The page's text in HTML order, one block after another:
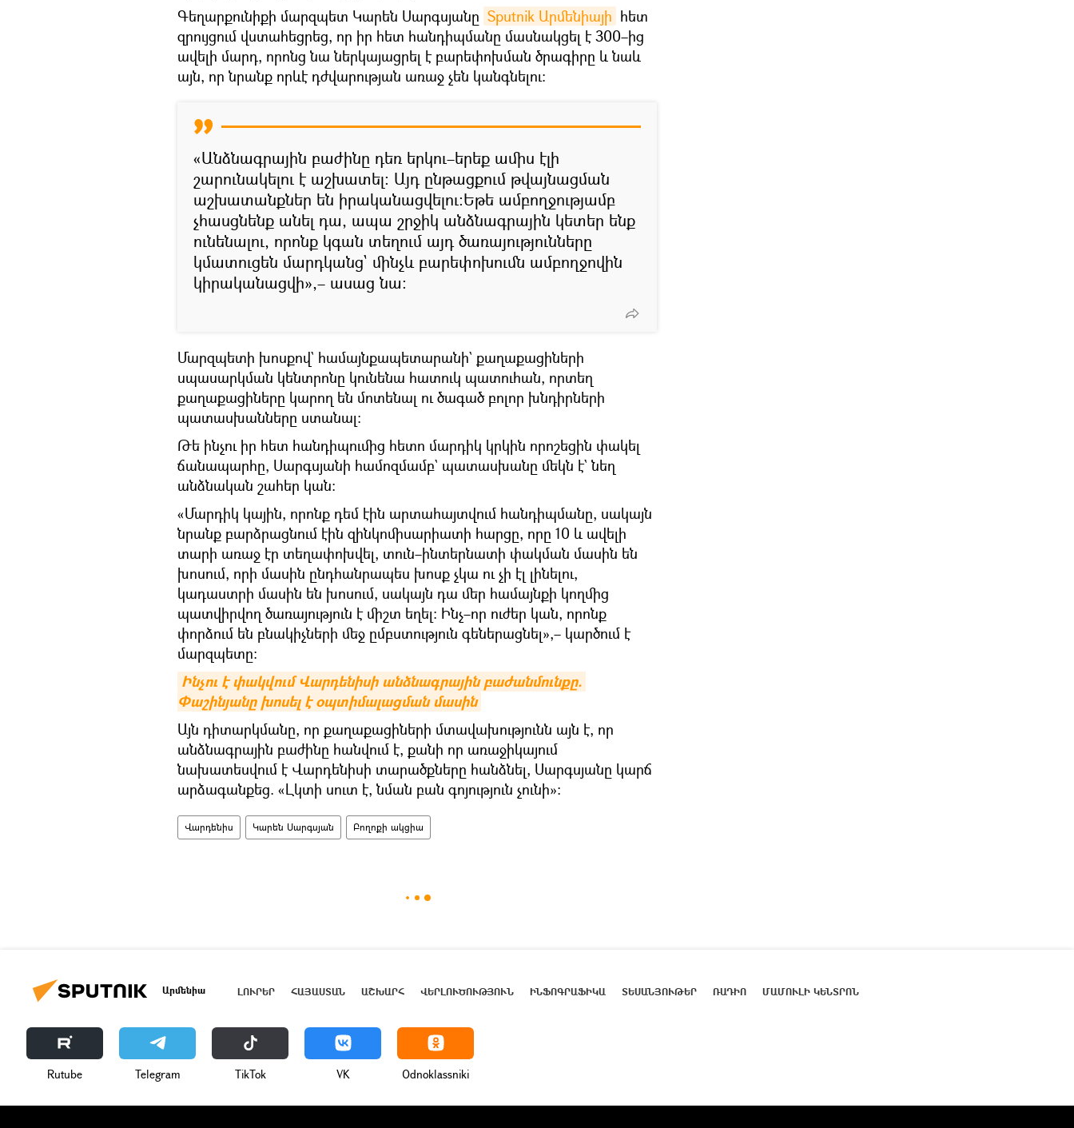
Գեղարքունիքի մարզպետ Կարեն Սարգսյանը Sputnik Արմենիայի հետ
զրույցում վստահեցրեց, որ իր հետ հանդիպմանը մասնակցել է 300–ից
ավելի մարդ, որոնց նա ներկայացրել է բարեփոխման ծրագիրը և նաև
այն, որ նրանք որևէ դժվարության առաջ չեն կանգնելու։
«Անձնագրային բաժինը դեռ երկու–երեք ամիս էլի
շարունակելու է աշխատել։ Այդ ընթացքում թվայնացման
աշխատանքներ են իրականացվելու։Եթե ամբողջությամբ
չհասցնենք անել դա, ապա շրջիկ անձնագրային կետեր ենք
ունենալու, որոնք կգան տեղում այդ ծառայությունները
կմատուցեն մարդկանց` մինչև բարեփոխումն ամբողջովին
կիրականացվի»,– ասաց նա։
Մարզպետի խոսքով` համայնքապետարանի` քաղաքացիների
սպասարկման կենտրոնը կունենա հատուկ պատուհան, որտեղ
քաղաքացիները կարող են մոտենալ ու ծագած բոլոր խնդիրների
պատասխանները ստանալ։
Թե ինչու իր հետ հանդիպումից հետո մարդիկ կրկին որոշեցին փակել
ճանապարհը, Սարգսյանի համոզմամբ` պատասխանը մեկն է` նեղ
անձնական շահեր կան։
«Մարդիկ կային, որոնք դեմ էին արտահայտվում հանդիպմանը, սակայն
նրանք բարձրացնում էին զինկոմիսարիատի հարցը, որը 10 և ավելի
տարի առաջ էր տեղափոխվել, տուն–ինտերնատի փակման մասին են
խոսում, որի մասին ընդհանրապես խոսք չկա ու չի էլ լինելու,
կադաստրի մասին են խոսում, սակայն դա մեր համայնքի կողմից
պատվիրվող ծառայություն է միշտ եղել։ Ինչ–որ ուժեր կան, որոնք
փորձում են բնակիչների մեջ ըմբստություն գեներացնել»,– կարծում է
մարզպետը։
Ինչու է փակվում Վարդենիսի անձնագրային բաժանմունքը.
Փաշինյանը խոսել է օպտիմալացման մասին
Այն դիտարկմանը, որ քաղաքացիների մտավախությունն այն է, որ
անձնագրային բաժինը հանվում է, քանի որ առաջիկայում
նախատեսվում է Վարդենիսի տարածքները հանձնել, Սարգսյանը կարճ
արձագանքեց. «Լկտի սուտ է, նման բան գոյություն չունի»։
Վարդենիս Կարեն Սարգսյան Բողոքի ակցիա
Արմենիա ԼՈՒՐԵՐ ՀԱՅԱՍՏԱՆ ԱՇԽԱՐՀ ՎԵՐԼՈՒԾՈՒԹՅՈՒՆ ԻՆՖՈԳՐԱՖԻԿԱ ՏԵՍԱՆՅՈՒԹԵՐ ՌԱԴԻՈ ՄԱՄՈՒԼԻ ԿԵՆՏՐՈՆ
Rutube Telegram ТikТоk VK Odnoklassniki